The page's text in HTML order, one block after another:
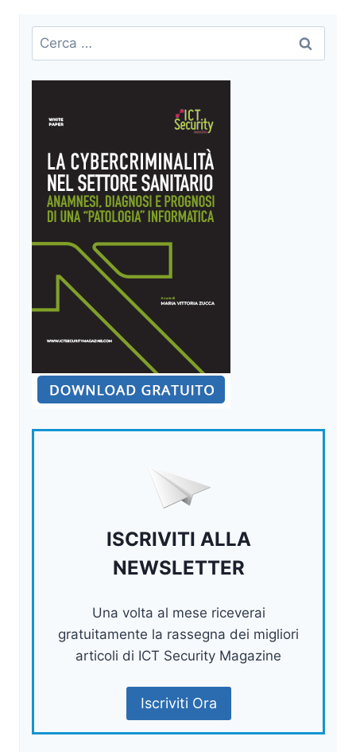
Ricerca
per:
ISCRIVITI ALLA
NEWSLETTER
Una volta al mese riceverai
gratuitamente la rassegna dei migliori
articoli di ICT Security Magazine
Iscriviti Ora